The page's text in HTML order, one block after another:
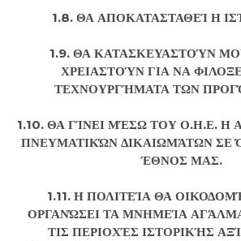
1.8. ΘΑ ΑΠΟΚΑΤΑΣΤΑΘΕΊ Η
1.9. ΘΑ ΚΑΤΑΣΚΕΥΑΣΤΟΎΝ
ΧΡΕΙΑΣΤΟΎΝ ΓΙΑ ΝΑ
ΤΕΧΝΟΥΡΓΉΜΑΤΑ ΤΩΝ
1.10. ΘΑ ΓΊΝΕΙ ΜΈΣΩ ΤΟΥ Ο.Η.Ε. Η
ΠΝΕΥΜΑΤΙΚΏΝ ΔΙΚΑΙΩΜΆΤΩΝ ΣΕ
ΈΘΝΟΣ ΜΑΣ.
1.11. Η ΠΟΛΙΤΕΊΑ ΘΑ
ΟΡΓΑΝΏΣΕΙ ΤΑ ΜΝΗΜΕΊΑ
ΤΙΣ ΠΕΡΙΟΧΈΣ ΙΣΤΟΡΙΚΉΣ